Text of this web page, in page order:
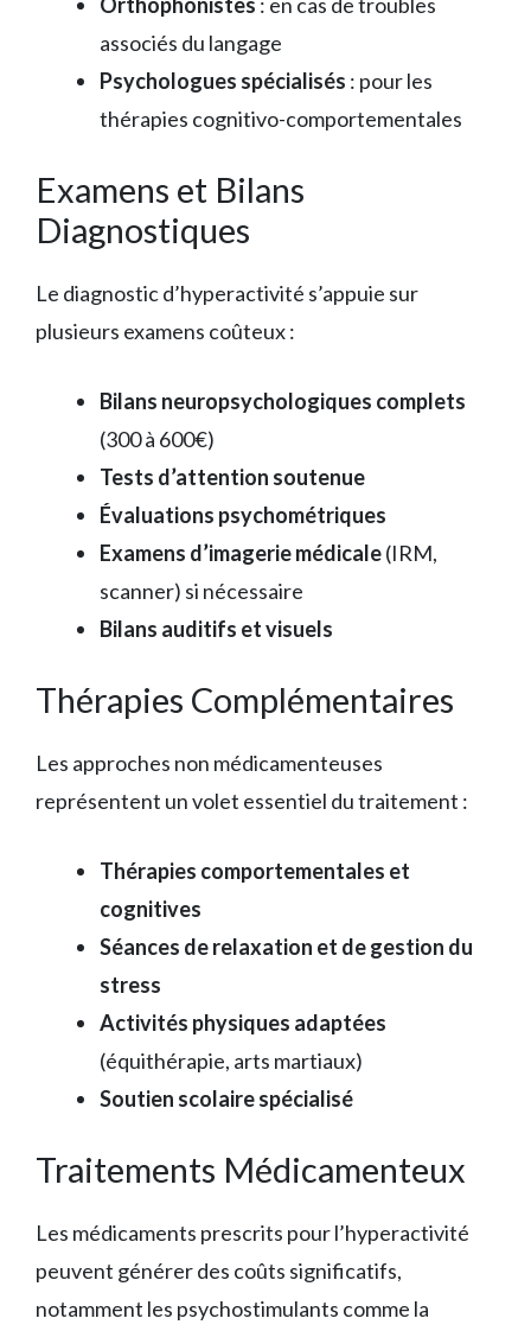
associés du langage
Psychologues spécialisés : pour les
thérapies cognitivo-comportementales
Examens et Bilans
Diagnostiques
Le diagnostic d’hyperactivité s’appuie sur
plusieurs examens coûteux :
Bilans neuropsychologiques complets
(300 à 600€)
Tests d’attention soutenue
Évaluations psychométriques
Examens d’imagerie médicale(IRM,
scanner) si nécessaire
Bilans auditifs et visuels
Thérapies Complémentaires
Les approches non médicamenteuses
représentent un volet essentiel du traitement :
Thérapies comportementales et
cognitives
Séances de relaxation et de gestion du
stress
Activités physiques adaptées
(équithérapie, arts martiaux)
Soutien scolaire spécialisé
Traitements Médicamenteux
Les médicaments prescrits pour l’hyperactivité
peuvent générer des coûts significatifs,
notamment les psychostimulants comme la